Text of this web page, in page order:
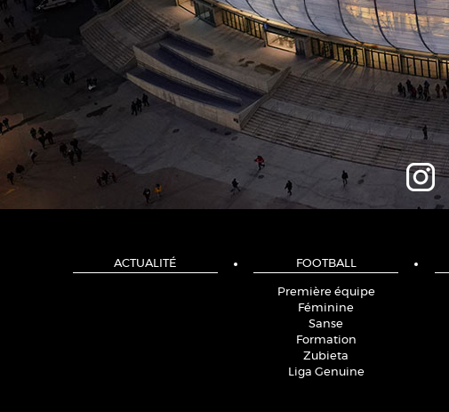
ACTUALITÉ FOOTBALL
Première équipe
Féminine
Sanse
Formation
Zubieta
Liga Genuine